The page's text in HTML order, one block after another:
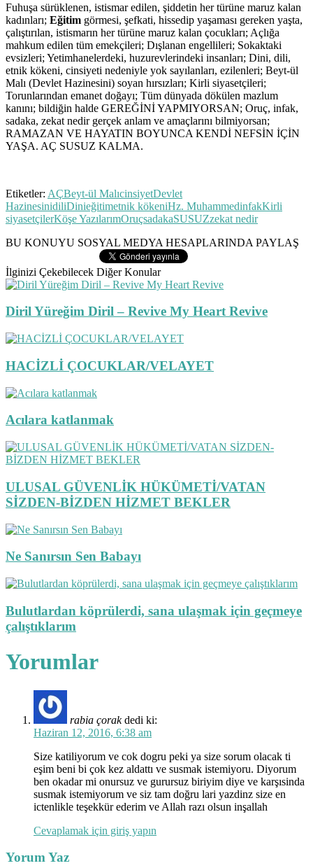
Fuhuşa sürüklenen, istismar edilen, şiddetin her türüne maruz kalan
kadınları; Eğitim görmesi, şefkati, hissedip yaşaması gereken yaşta,
çalıştırılan, istismarın her türüne maruz kalan çocukları; Açlığa
mahkum edilen tüm emekçileri; Dışlanan engellileri; Sokaktaki
evsizleri; Yetimhanelerdeki, huzurevlerindeki insanları; Dini, dili,
etnik kökeni, cinsiyeti nedeniyle yok sayılanları, ezilenleri; Beyt-ül
Malı (Devlet Hazinesini) soyan hırsızları; Kirli siyasetçileri;
Torunlarından emanet doğayı; Tüm dünyada dökülen mazlum
kanını; bildiğin halde GEREĞİNİ YAPMIYORSAN; Oruç, infak,
sadaka, zekat nedir gerçek anlam ve amaçlarını bilmiyorsan;
RAMAZAN VE HAYATIN BOYUNCA KENDİ NEFSİN İÇİN
YAŞA. AÇ SUSUZ KALMA.
Etiketler: AÇBeyt-ül MalıcinsiyetDevlet
HazinesinidiliDinieğitimetnik kökeniHz. MuhammedinfakKirli
siyasetçilerKöşe YazılarımOruçsadakaSUSUZzekat nedir
BU KONUYU SOSYAL MEDYA HESAPLARINDA PAYLAŞ
İlginizi Çekebilecek Diğer Konular
Diril Yüreğim Diril – Revive My Heart Revive
HACİZLİ ÇOCUKLAR/VELAYET
Acılara katlanmak
ULUSAL GÜVENLİK HÜKÜMETİ/VATAN
SİZDEN-BİZDEN HİZMET BEKLER
Ne Sanırsın Sen Babayı
Bulutlardan köprülerdi, sana ulaşmak için geçmeye
çalıştıklarım
Yorumlar
rabia çorak dedi ki:
Haziran 12, 2016, 6:38 am
Size katiliyorum ve cok dogru peki ya size sorum olacak ti
eşim beni bi çok kez aldattı ve susmak istemiyoru. Diyorum
ben okadar mi onursuz ve gurursuz biriyim diye ve karşısinda
susmak istemiyorum ve siz tam doğru lari yazdinz size en
ictenlikle teşekkür ederim ve Allah razı olsun inşallah
Cevaplamak için giriş yapın
Yorum Yaz